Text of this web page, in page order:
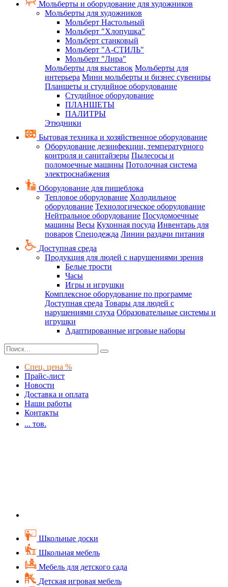
Мольберты и оборудование для художников
Мольберты для художников
Мольберт Настольный
Мольберт "Хлопушка"
Мольберт станковый
Мольберт "А-СТИЛЬ"
Мольберт "Лира"
Мольберты для выставок Мольберты для
интерьера Мини мольберты и бизнес сувениры
Планшеты и студийное оборудование
Студийное оборудование
ПЛАНШЕТЫ
ПАЛИТРЫ
Этюдники
Бытовая техника и хозяйственное оборудование
Оборудование дезинфекции, температурного
контроля и санитайзеры Пылесосы и
поломоечные машины Потолочная система
электроснабжения
Оборудование для пищеблока
Тепловое оборудование Холодильное
оборудование Технологическое оборудование
Нейтральное оборудование Посудомоечные
машины Весы Кухонная посуда Инвентарь для
поваров Спецодежда Линии раздачи питания
Доступная среда
Продукция для людей с нарушениями зрения
Белые трости
Часы
Игры и игрушки
Комплексное оборудование по программе
Доступная среда Товары для людей с
нарушениями слуха Образовательные системы и
игрушки
Адаптированные игровые наборы
Спец. цена %
Прайс-лист
Новости
Доставка и оплата
Наши работы
Контакты
... тов.
Школьные доски
Школьная мебель
Мебель для детского сада
Детская игровая мебель